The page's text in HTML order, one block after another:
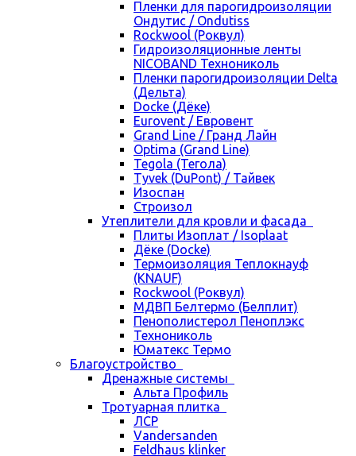
Пленки для парогидроизоляции
Ондутис / Ondutiss
Rockwool (Роквул)
Гидроизоляционные ленты
NICOBAND Технониколь
Пленки парогидроизоляции Delta
(Дельта)
Docke (Дёке)
Eurovent / Евровент
Grand Line / Гранд Лайн
Optima (Grand Line)
Tegola (Тегола)
Tyvek (DuPont) / Тайвек
Изоспан
Строизол
Утеплители для кровли и фасада
Плиты Изоплат / Isoplaat
Дёке (Docke)
Термоизоляция Теплокнауф
(KNAUF)
Rockwool (Роквул)
МДВП Белтермо (Белплит)
Пенополистерол Пеноплэкс
Технониколь
Юматекс Термо
Благоустройство
Дренажные системы
Альта Профиль
Тротуарная плитка
ЛСР
Vandersanden
Feldhaus klinker